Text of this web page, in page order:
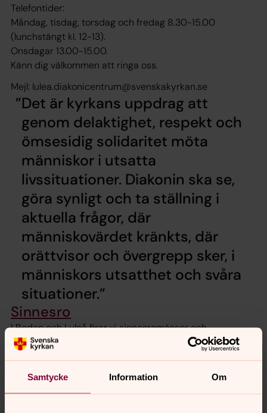
Samtycke Information Om
Telefontider:
Måndag, tisdag, torsdag och fredag 8.30-15.00
(lunchstängt kl. 12-13).
Onsdagar 13.00-15.00.
Känn dig välkommen att ringa oss.
Mejl: lulea.diakonicentrum@svenskakyrkan.se
Det är kyrkans uppdrag att
genom delaktighet, respekt och
ömsesidig solidaritet möta
människor i utsatta
livssituationer. Diakonin ska se,
göra synligt och ta ställning i
aktuella frågor, där
människovärdet kränkts, där
orättvisor och övergrepp sker, i
människors utsatthet och svåra
situationer.
Sinnesro
I Boden och Luleå firar vi sinnesromässor och
sinnesrogudstjänster regelbundet. Välkommen till en